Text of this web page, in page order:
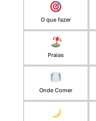
O que fazer
Praias
Onde Comer